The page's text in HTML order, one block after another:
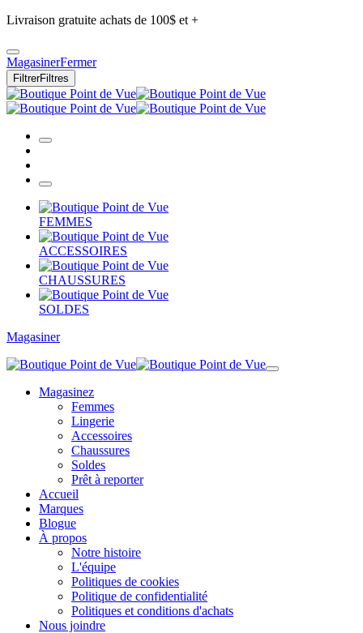
Livraison gratuite achats de 100$ et +
MagasinerFermer
FiltrerFiltres
FEMMES
ACCESSOIRES
CHAUSSURES
SOLDES
Magasiner
Magasinez
Femmes
Lingerie
Accessoires
Chaussures
Soldes
Prêt à reporter
Accueil
Marques
Blogue
À propos
Notre histoire
L'équipe
Politiques de cookies
Politique de confidentialité
Politiques et conditions d'achats
Nous joindre